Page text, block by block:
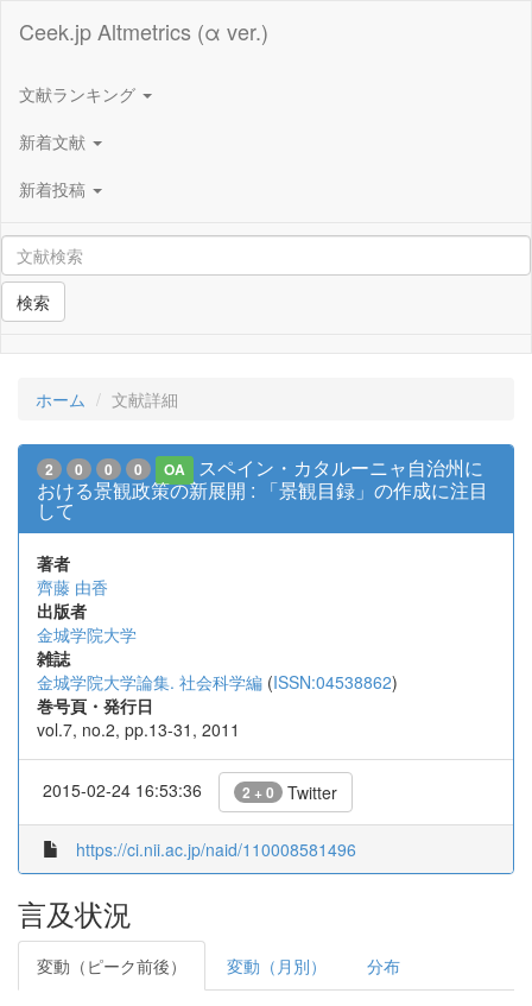
Ceek.jp Altmetrics (α ver.)
文献ランキング
新着文献
新着投稿
検索
ホーム 文献詳細
2 0 0 0 OA
スペイン・カタルーニャ自治州に
おける景観政策の新展開 : 「景観目録」の作成に注目
して
著者
齊藤 由香
出版者
金城学院大学
雑誌
金城学院大学論集. 社会科学編 (ISSN:04538862)
巻号頁・発行日
vol.7, no.2, pp.13-31, 2011
2015-02-24 16:53:36 2 + 0 Twitter
https://ci.nii.ac.jp/naid/110008581496
言及状況
変動（ピーク前後） 変動（月別） 分布